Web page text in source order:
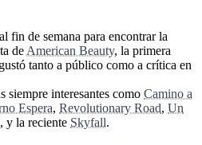
fin de semana para encontrar la
de American Beauty, la primera
tanto a público como a crítica en
siempre interesantes como Camino a
Espera, Revolutionary Road, Un
, y la reciente Skyfall.